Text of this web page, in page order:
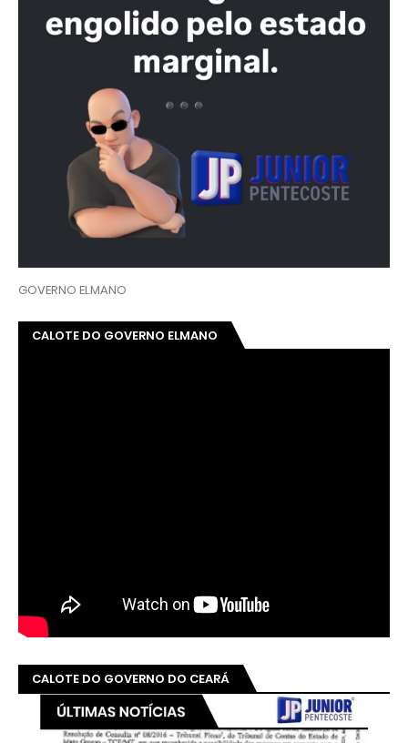
GOVERNO ELMANO
CALOTE DO GOVERNO ELMANO
CALOTE DO GOVERNO DO CEARÁ